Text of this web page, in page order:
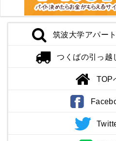
筑波大学アパー
つくばの引っ越
TOP